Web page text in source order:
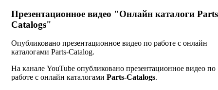
Презентационное видео "Онлайн каталоги
Catalogs"
Опубликовано презентационное видео по работе с онлайн
каталогами Parts-Catalog.
На канале YouTube опубликовано презентационное видео по
работе с онлайн каталогами Parts-Catalogs.